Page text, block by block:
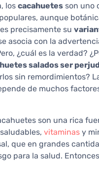
los cacahuetes son uno
aunque
precisamente su
asocia con la
¿cuál es la verdad?
salados ser
sin remordimientos?
de muchos
son una rica
vitaminas y
que en grandes
para la salud.